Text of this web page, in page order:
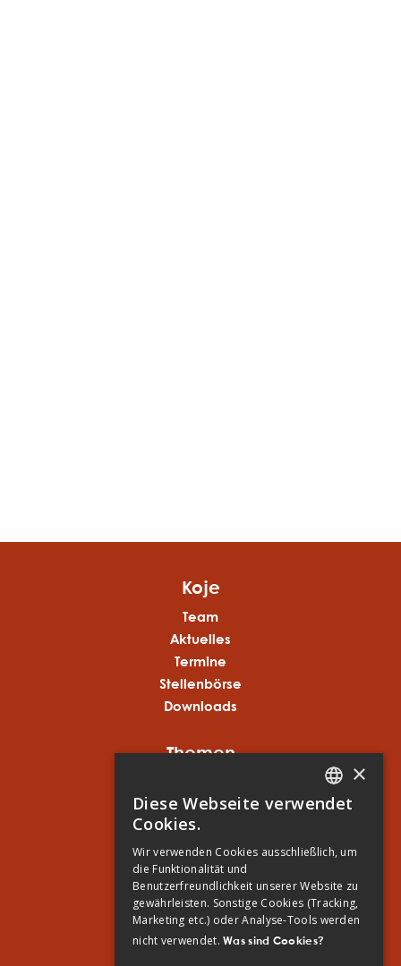
Koje
Team
Aktuelles
Termine
Stellenbörse
Downloads
Themen
anker
taktisch klug
prävention
oja
Kontakt
GERMAN
×
Diese Webseite verwendet
Cookies.
Wir verwenden Cookies ausschließlich, um
die Funktionalität und
Benutzerfreundlichkeit unserer Website zu
gewährleisten. Sonstige Cookies (Tracking,
Marketing etc.) oder Analyse-Tools werden
nicht verwendet.Was sind Cookies?